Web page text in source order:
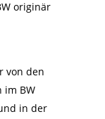
originär
von den
im BW
in der